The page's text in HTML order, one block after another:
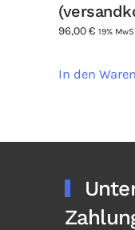
96,00€ 19%
In den